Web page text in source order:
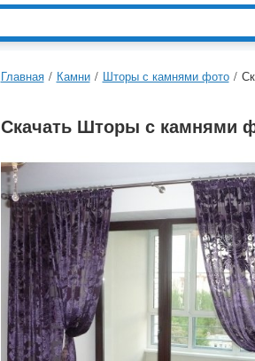
Главная / Камни / Шторы с камнями фото /
Скачать Шторы с камнями